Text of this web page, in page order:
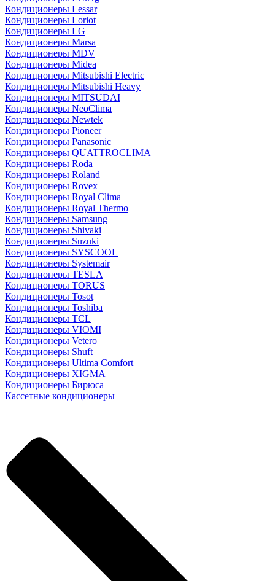
Кондиционеры Lessar
Кондиционеры Loriot
Кондиционеры LG
Кондиционеры Marsa
Кондиционеры MDV
Кондиционеры Midea
Кондиционеры Mitsubishi Electric
Кондиционеры Mitsubishi Heavy
Кондиционеры MITSUDAI
Кондиционеры NeoClima
Кондиционеры Newtek
Кондиционеры Pioneer
Кондиционеры Panasonic
Кондиционеры QUATTROCLIMA
Кондиционеры Roda
Кондиционеры Roland
Кондиционеры Rovex
Кондиционеры Royal Clima
Кондиционеры Royal Thermo
Кондиционеры Samsung
Кондиционеры Shivaki
Кондиционеры Suzuki
Кондиционеры SYSCOOL
Кондиционеры Systemair
Кондиционеры TESLA
Кондиционеры TORUS
Кондиционеры Tosot
Кондиционеры Toshiba
Кондиционеры TCL
Кондиционеры VIOMI
Кондиционеры Vetero
Кондиционеры Shuft
Кондиционеры Ultima Comfort
Кондиционеры XIGMA
Кондиционеры Бирюса
Кассетные кондиционеры